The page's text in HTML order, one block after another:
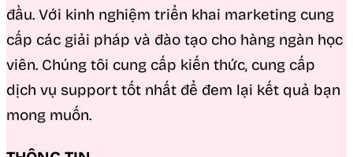
đầu. Với kinh nghiệm triển khai marketing cung
cấp các giải pháp và đào tạo cho hàng ngàn học
viên. Chúng tôi cung cấp kiến thức, cung cấp
dịch vụ support tốt nhất để đem lại kết quả bạn
mong muốn.